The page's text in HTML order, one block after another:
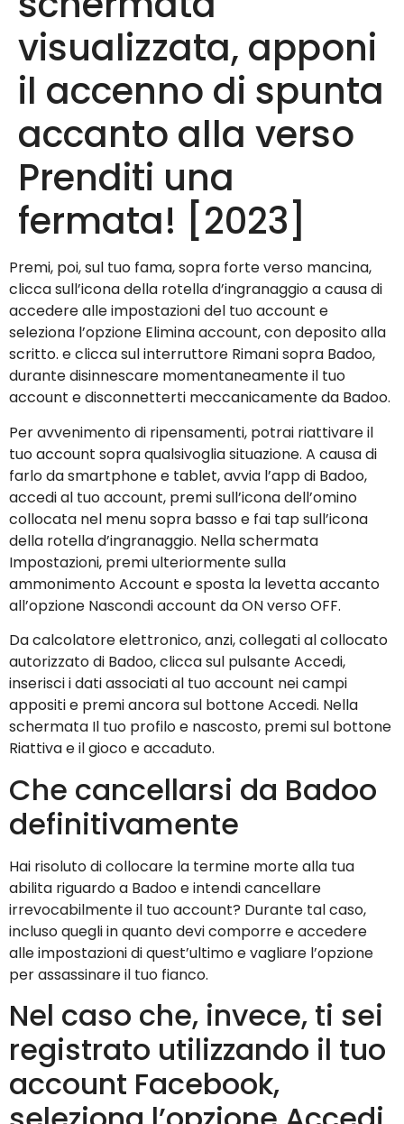
visualizzata, apponi
il accenno di spunta
accanto alla verso
Prenditi una
fermata! [2023]
Premi, poi, sul tuo fama, sopra forte verso mancina,
clicca sull’icona della rotella d’ingranaggio a causa di
accedere alle impostazioni del tuo account e
seleziona l’opzione Elimina account, con deposito alla
scritto. e clicca sul interruttore Rimani sopra Badoo,
durante disinnescare momentaneamente il tuo
account e disconnetterti meccanicamente da Badoo.
Per avvenimento di ripensamenti, potrai riattivare il
tuo account sopra qualsivoglia situazione. A causa di
farlo da smartphone e tablet, avvia l’app di Badoo,
accedi al tuo account, premi sull’icona dell’omino
collocata nel menu sopra basso e fai tap sull’icona
della rotella d’ingranaggio. Nella schermata
Impostazioni, premi ulteriormente sulla
ammonimento Account e sposta la levetta accanto
all’opzione Nascondi account da ON verso OFF.
Da calcolatore elettronico, anzi, collegati al collocato
autorizzato di Badoo, clicca sul pulsante Accedi,
inserisci i dati associati al tuo account nei campi
appositi e premi ancora sul bottone Accedi. Nella
schermata Il tuo profilo e nascosto, premi sul bottone
Riattiva e il gioco e accaduto.
Che cancellarsi da Badoo
definitivamente
Hai risoluto di collocare la termine morte alla tua
abilita riguardo a Badoo e intendi cancellare
irrevocabilmente il tuo account? Durante tal caso,
incluso quegli in quanto devi comporre e accedere
alle impostazioni di quest’ultimo e vagliare l’opzione
per assassinare il tuo fianco.
Nel caso che, invece, ti sei
registrato utilizzando il tuo
account Facebook,